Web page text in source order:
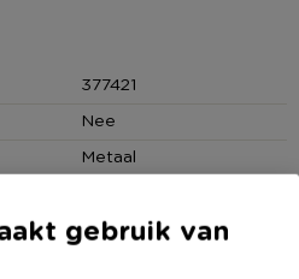
gebruik van
Waalwijk, Nederland
377421
Nee
Metaal
60